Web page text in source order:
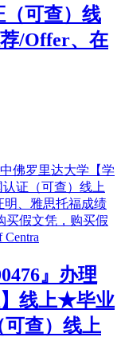
可查）线
/Offer、在
』办理
线上★毕业
查）线上